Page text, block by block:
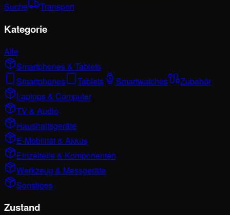
Suche
Transport
Kategorie
Alle
Smartphones & Tablets
Smartphones
Tablets Smartwatches
Zubehör
Laptops & Computer
TV & Audio
Haushaltsgeräte
E-Mobilität & Akkus
Einzelteile & Komponenten
Werkzeug & Messgeräte
Sonstiges
Zustand